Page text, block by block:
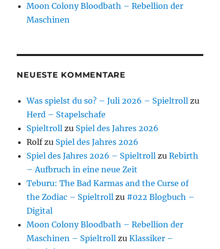
Moon Colony Bloodbath – Rebellion der
Maschinen
NEUESTE KOMMENTARE
Was spielst du so? – Juli 2026 – Spieltroll zu
Herd – Stapelschafe
Spieltroll zu Spiel des Jahres 2026
Rolfzu Spiel des Jahres 2026
Spiel des Jahres 2026 – Spieltroll zuRebirth
– Aufbruch in eine neue Zeit
Teburu: The Bad Karmas and the Curse of
the Zodiac – Spieltroll zu #022 Blogbuch –
Digital
Moon Colony Bloodbath – Rebellion der
Maschinen – Spieltroll zuKlassiker –